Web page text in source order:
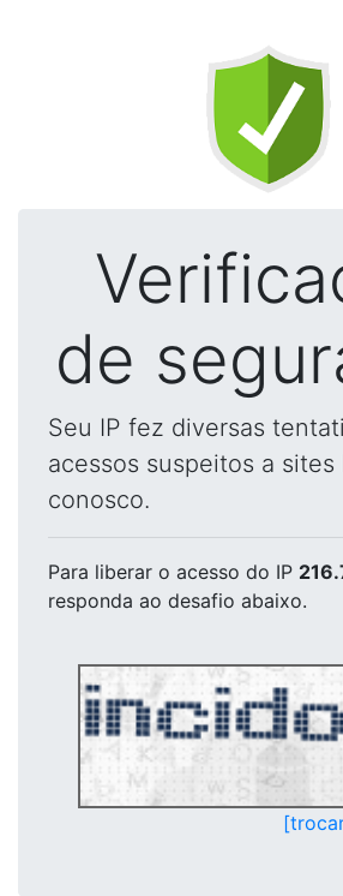
de
Seu IP fez diversas
acessos suspeitos a sites
conosco.
Para liberar o acesso do IP
responda ao desafio abaixo.